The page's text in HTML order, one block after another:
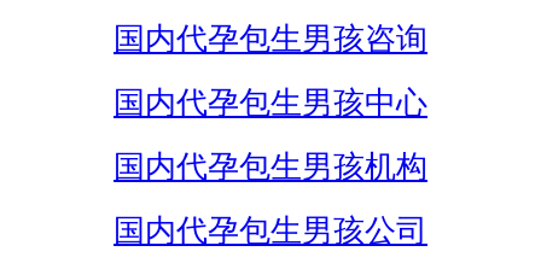
国内代孕包生男孩咨询
国内代孕包生男孩中心
国内代孕包生男孩机构
国内代孕包生男孩公司